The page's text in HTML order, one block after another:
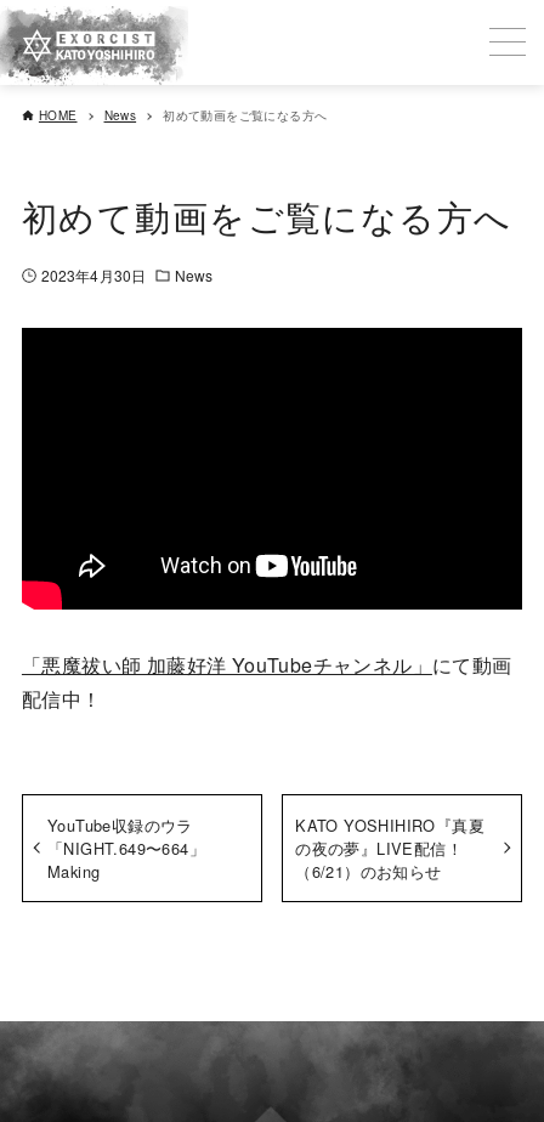
HOME News 初めて動画をご覧になる方へ
初めて動画をご覧になる方へ
2023年4月30日 News
「悪魔祓い師 加藤好洋 YouTubeチャンネル」 にて動画
配信中！
YouTube収録のウラ
「NIGHT.649〜664」
Making
KATO YOSHIHIRO『真夏
の夜の夢』LIVE配信！
（6/21）のお知らせ